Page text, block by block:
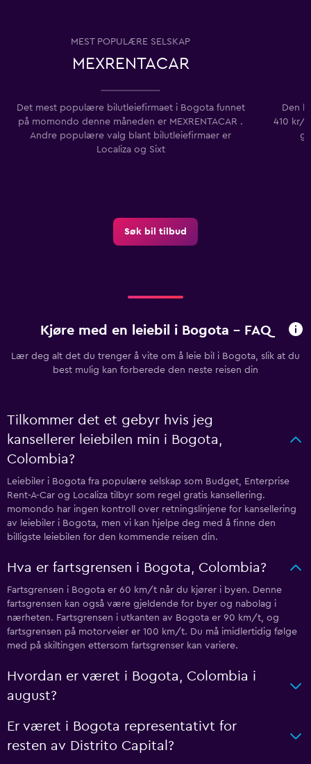
MEST POPULÆRE SELSKAP
MEXRENTACAR
Det mest populære bilutleiefirmaet i Bogota funnet
på momondo denne måneden er MEXRENTACAR .
Andre populære valg blant bilutleiefirmaer er
Localiza og Sixt
Den
410 kr/
Søk bil tilbud
Kjøre med en leiebil i Bogota - FAQ
Lær deg alt det du trenger å vite om å leie bil i Bogota, slik at du
best mulig kan forberede den neste reisen din
Tilkommer det et gebyr hvis jeg
kansellerer leiebilen min i Bogota,
Colombia?
Leiebiler i Bogota fra populære selskap som Budget, Enterprise
Rent-A-Car og Localiza tilbyr som regel gratis kansellering.
momondo har ingen kontroll over retningslinjene for kansellering
av leiebiler i Bogota, men vi kan hjelpe deg med å finne den
billigste leiebilen for den kommende reisen din.
Hva er fartsgrensen i Bogota, Colombia?
Fartsgrensen i Bogota er 60 km/t når du kjører i byen. Denne
fartsgrensen kan også være gjeldende for byer og nabolag i
nærheten. Fartsgrensen i utkanten av Bogota er 90 km/t, og
fartsgrensen på motorveier er 100 km/t. Du må imidlertidig følge
med på skiltingen ettersom fartsgrenser kan variere.
Hvordan er været i Bogota, Colombia i
august?
Er været i Bogota representativt for
resten av Distrito Capital?